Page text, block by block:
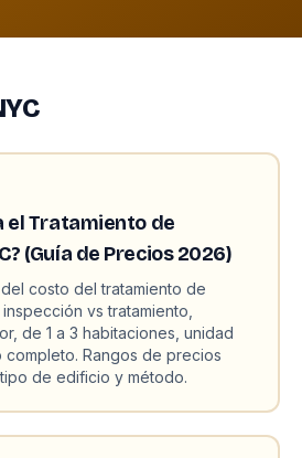
el Tratamiento de
(Guía de Precios 2026)
costo del tratamiento de
vs tratamiento,
de 1 a 3 habitaciones, unidad
Rangos de precios
de edificio y método.